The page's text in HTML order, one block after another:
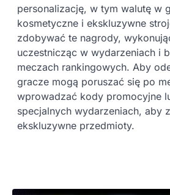
personalizację, w tym walutę w
kosmetyczne i ekskluzywne
zdobywać te nagrody,
uczestnicząc w wydarzeniach i
meczach rankingowych. Aby
gracze mogą poruszać się po
wprowadzać kody promocyjne
specjalnych wydarzeniach, aby
ekskluzywne przedmioty.